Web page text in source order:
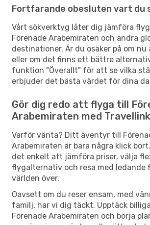
Fortfarande obesluten vart du
Vårt sökverktyg låter dig jämföra
Förenade Arabemiraten och andra
destinationer. Är du osäker på om
eller om det finns ett bättre
funktion "Överallt" för att se vilka
erbjuder det bästa värdet för dina
Gör dig redo att flyga till
Arabemiraten med Travellink
Varför vänta? Ditt äventyr till
Arabemiraten är bara några klick
det enkelt att jämföra priser, välja
flygalternativ och resa med ledande
världen över.
Oavsett om du reser ensam, med
familj, har vi dig täckt. Upptäck
Förenade Arabemiraten och börja